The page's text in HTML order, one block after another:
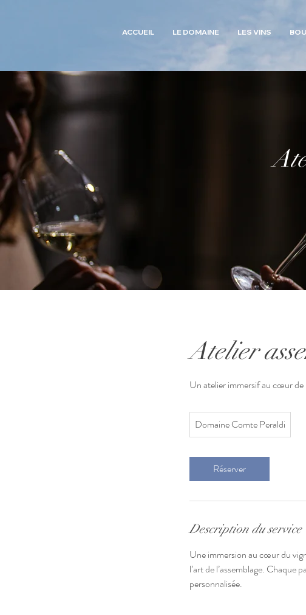
ACCUEIL LE DOMAINE LES VINS
Atelier
Un atelier immersif au cœur
Domaine Comte Peraldi
Réserver
Description du service
Une immersion au cœur du
l’art de l’assemblage. Chaque
personnalisée.